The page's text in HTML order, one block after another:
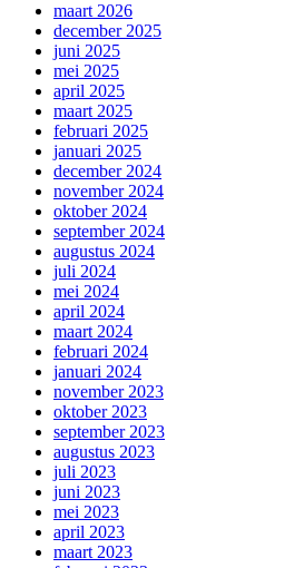
maart 2026
december 2025
juni 2025
mei 2025
april 2025
maart 2025
februari 2025
januari 2025
december 2024
november 2024
oktober 2024
september 2024
augustus 2024
juli 2024
mei 2024
april 2024
maart 2024
februari 2024
januari 2024
november 2023
oktober 2023
september 2023
augustus 2023
juli 2023
juni 2023
mei 2023
april 2023
maart 2023